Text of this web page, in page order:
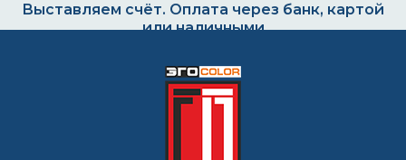
Выставляем счёт. Оплата через банк, картой
или наличными
Формируем заказ и отправляем транспортной